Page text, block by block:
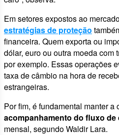
Em setores expostos ao
estratégias de proteção
financeira. Quem exporta ou
dólar, euro ou outra moeda com
por exemplo. Essas operações
taxa de câmbio na hora de
estrangeiras.
Por fim, é fundamental manter a
acompanhamento do fluxo de
mensal, segundo Waldir Lara.